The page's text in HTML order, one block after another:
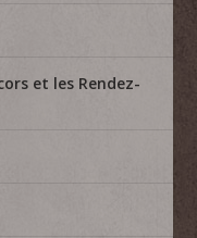
et les Rendez-